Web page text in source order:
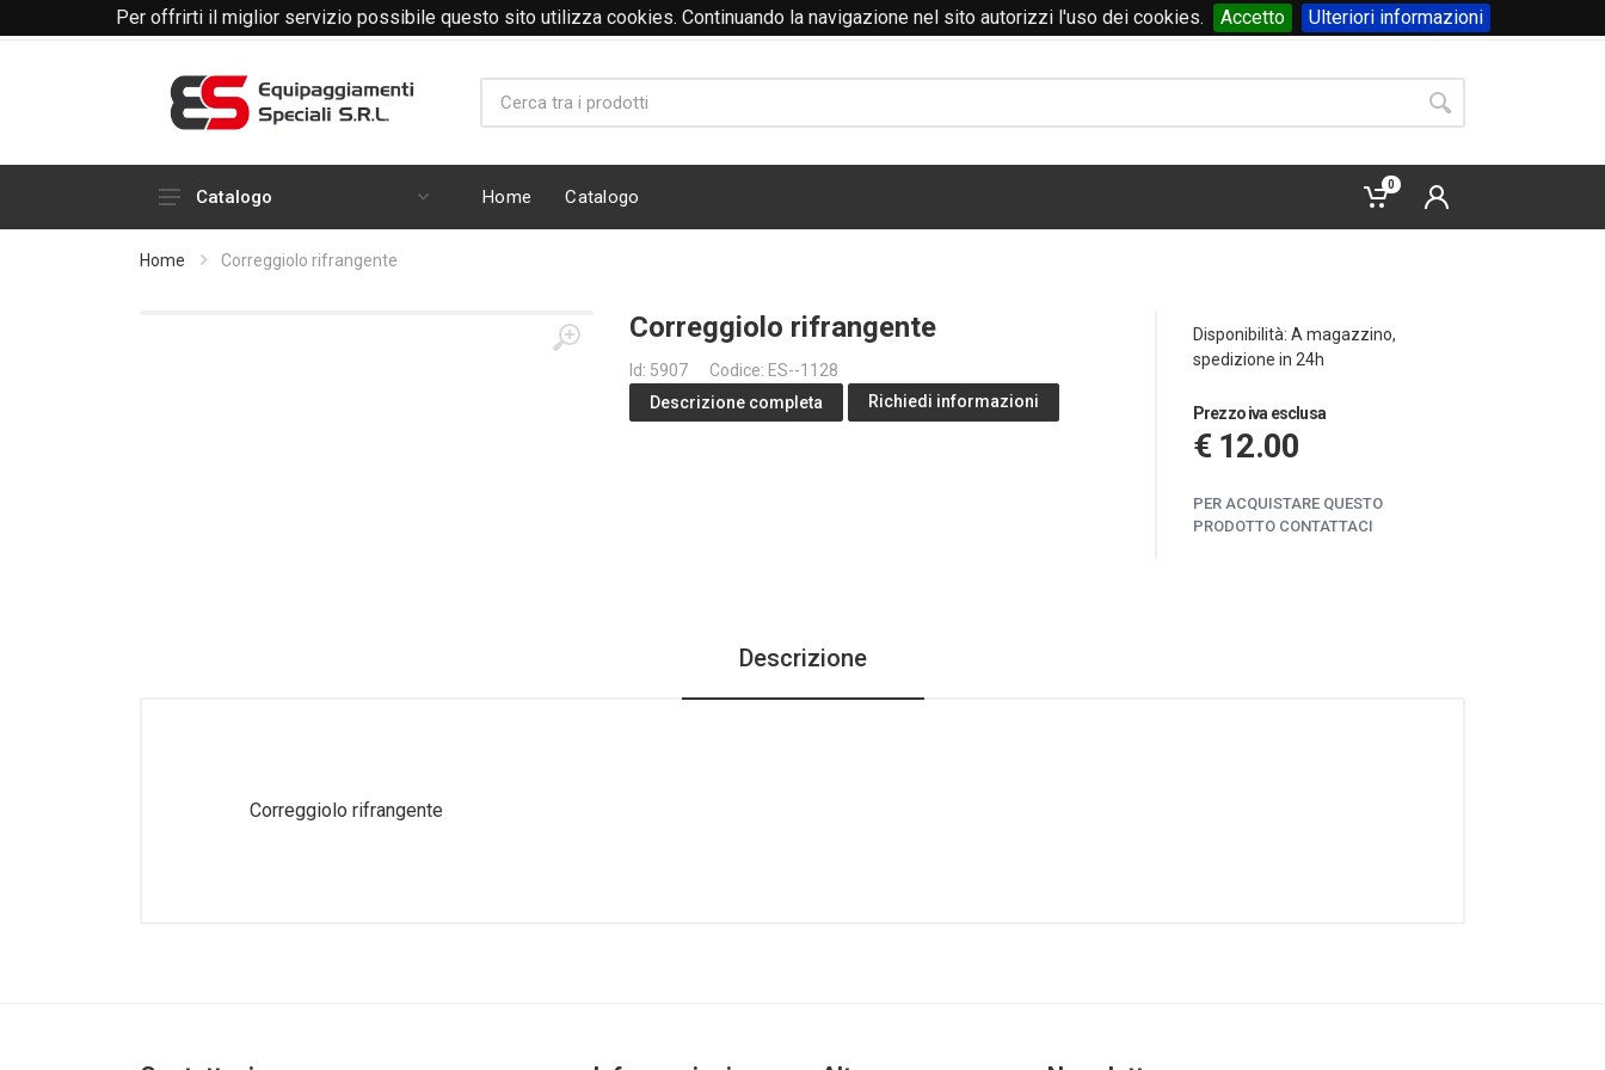
Per offrirti il miglior servizio possibile questo sito utilizza cookies. Continuando la navigazione nel sito autorizzi l'uso dei cookies. Accetto Ulteriori informazioni
Telefono +39 0171 338360 Email: amministrazione@abitidalavoro.it Accedi oregistrati
Calzature
Protezione Civile
Catalogo Home Catalogo
0
Home Correggiolo rifrangente
Correggiolo rifrangente
Id: 5907
Codice: ES--1128
Descrizione completa
Richiedi informazioni
Disponibilità: A magazzino,
spedizione in 24h
Prezzo iva esclusa
€ 12.00
PER ACQUISTARE QUESTO
PRODOTTO CONTATTACI
Descrizione
Correggiolo rifrangente